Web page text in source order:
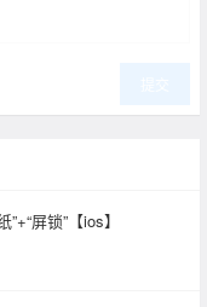
屏锁”【ios】